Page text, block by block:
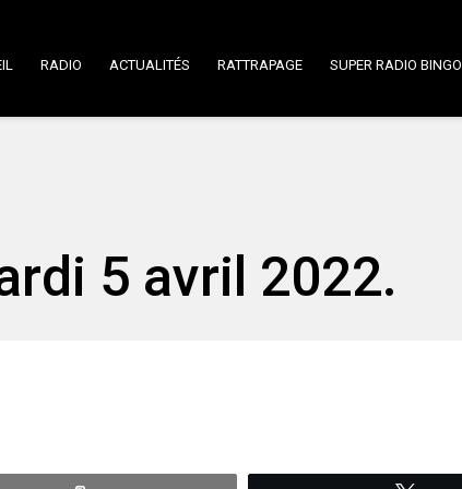
RADIO ACTUALITÉS RATTRAPAGE SUPER RADIO BINGO
5 avril 2022.